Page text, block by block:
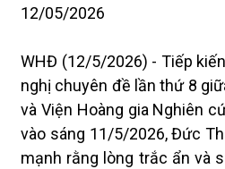
12/05/2026
WHĐ (12/5/2026) - Tiếp
nghị chuyên đề lần thứ 8
và Viện Hoàng gia Nghiên
vào sáng 11/5/2026, Đức
mạnh rằng lòng trắc ẩn và